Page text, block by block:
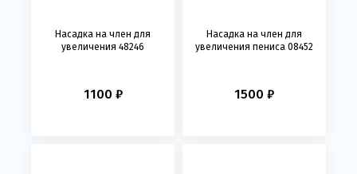
Насадка на член для
увеличения 48246
1100 ₽
Насадка на член для
увеличения пениса 08452
1500 ₽